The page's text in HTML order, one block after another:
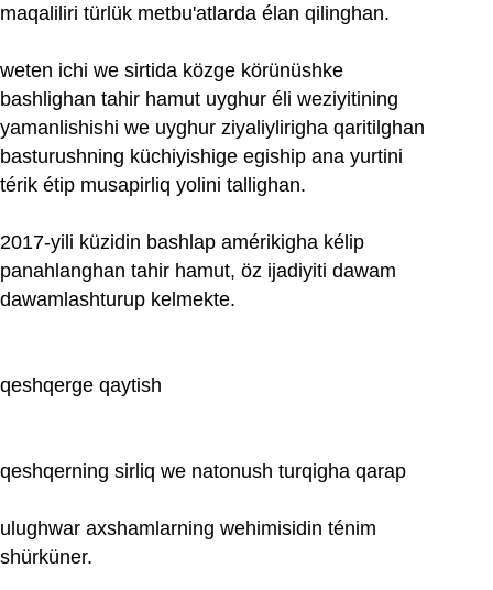
maqaliliri türlük metbu'atlarda élan qilinghan.
weten ichi we sirtida közge körünüshke
bashlighan tahir hamut uyghur éli weziyitining
yamanlishishi we uyghur ziyaliylirigha qaritilghan
basturushning küchiyishige egiship ana yurtini
térik étip musapirliq yolini tallighan.
2017-yili küzidin bashlap amérikigha kélip
panahlanghan tahir hamut, öz ijadiyiti dawam
dawamlashturup kelmekte.
qeshqerge qaytish
qeshqerning sirliq we natonush turqigha qarap
ulughwar axshamlarning wehimisidin ténim
shürküner.